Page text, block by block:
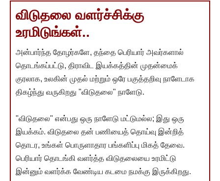
விடுதலை வளர்ச்சிக்கு
உரமிடுங்கள்..
அன்பார்ந்த தோழர்களே, தந்தை பெரியார் அவர்களால்
தொடங்கப்பட்டு, திராவிட இயக்கத்தின் முதன்மைக்
குரலாக, உலகின் முதல் மற்றும் ஒரே பகுத்தறிவு நாளேடாக
திகழ்ந்து வருகிறது "விடுதலை" நாளேடு.
"விடுதலை" என்பது ஒரு நாளேடு மட்டுமல்ல; இது ஒரு
இயக்கம். விடுதலை தன் பணியைத் தொய்வு இன்றித்
தொடர, உங்கள் பொருளாதார பங்களிப்பு மிகத் தேவை.
பெரியார் தொடங்கி வளர்த்த விடுதலையை உரமிட்டு
இன்னும் வளர்க்க வேண்டிய கடமை நமக்கு இருக்கிறது.